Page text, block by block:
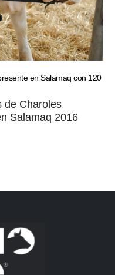
en Salamaq con 120
de Charoles
Salamaq 2016